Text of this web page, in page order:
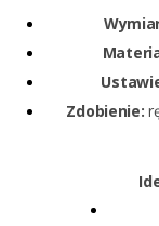
Zdobienie: